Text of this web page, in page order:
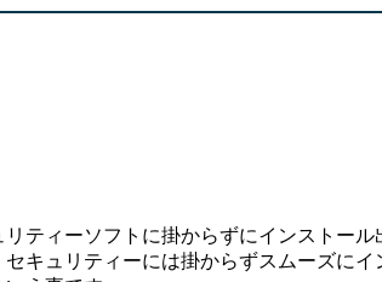
ティーソフトに掛からずにインストー
キュリティーには掛からずスムーズにイ